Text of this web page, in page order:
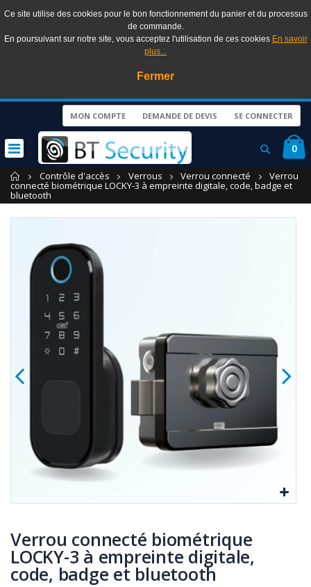
Ce site utilise des cookies pour le bon fonctionnement du panier et du processus
de commande.
En poursuivant sur notre site, vous acceptez l'utilisation de ces cookies En savoir
plus...
Fermer
MON COMPTE DEMANDE DE DEVIS SE CONNECTER
0
Accueil
Contrôle d'accès Verrous Verrou connecté Verrou
connecté biométrique LOCKY-3 à empreinte digitale, code, badge et
bluetooth
Verrou connecté biométrique
LOCKY-3 à empreinte digitale,
code, badge et bluetooth